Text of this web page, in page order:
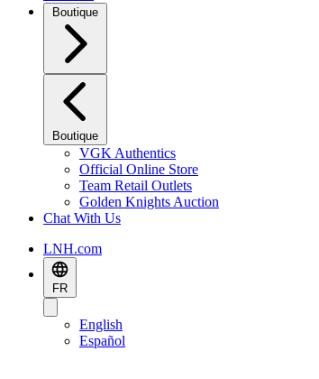
Boutique
Boutique
VGK Authentics
Official Online Store
Team Retail Outlets
Golden Knights Auction
Chat With Us
LNH.com
FR
English
Español